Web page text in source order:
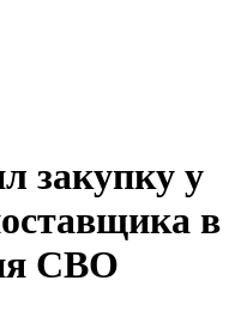
закупку у
в
СВО